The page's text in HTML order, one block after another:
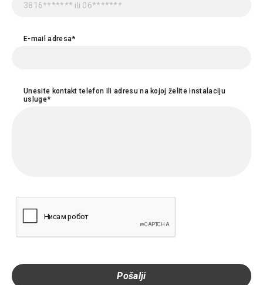
E-mail adresa*
Unesite kontakt telefon ili adresu na kojoj želite instalaciju
usluge*
Pošalji